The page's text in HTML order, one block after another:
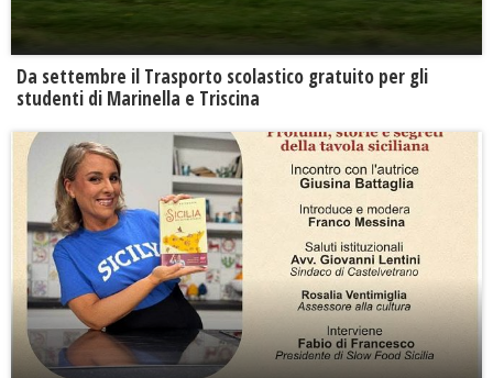
Da settembre il Trasporto scolastico gratuito per gli
studenti di Marinella e Triscina